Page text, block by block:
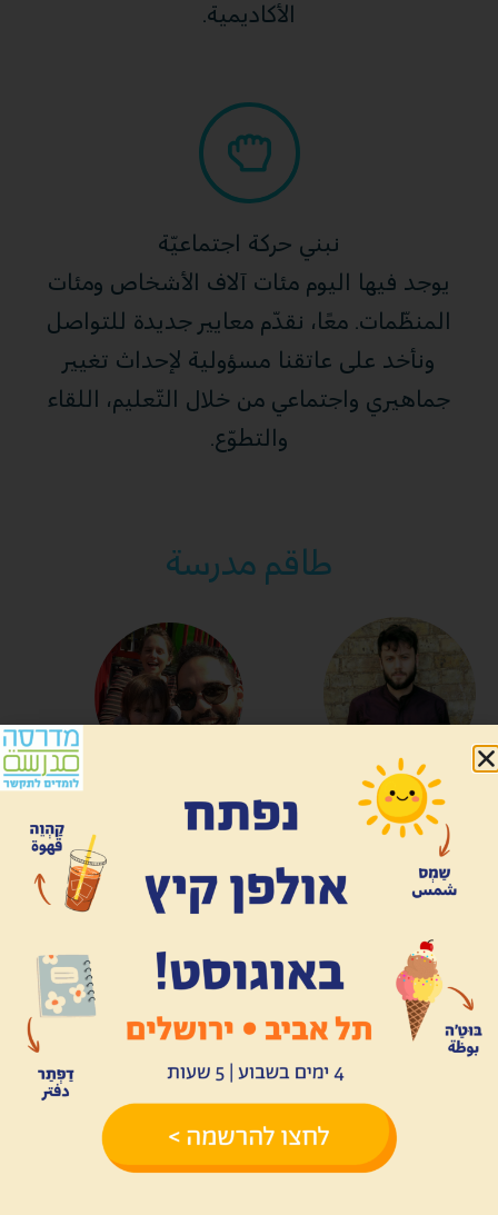
الأكاديمية.
نبني حركة اجتماعيّة
يوجد فيها اليوم مئات آلاف الأشخاص ومئات
المنظّمات. معًا، نقدّم معايير جديدة للتواصل
ونأخد على عاتقنا مسؤولية لإحداث تغيير
جماهيري واجتماعي من خلال التّعليم، اللقاء
والتطوّع.
طاقم مدرسة
چلعاد سڤيت
مؤسّس ومدير البحث
والتّطوير في مدرسة. حاصل
على بكالوريوس في علم
الاجتماع والأنثروبولوجيا
والعربية والبوذية. يسكن في
القدس ويهتم في الحفاظ
على البيئة، الموسيقى
و(طبعًا) في اللّغات.
دانييل دوتان
محامٍ وناشط سياسيّ.
مؤسّس ومدير تنفيذي
القدم، مصوّر وكاتب
للكلمات المتقطّعة (فقط
في اللّغة العبريّة حتّى الآن).
أبًا لألما وياهي